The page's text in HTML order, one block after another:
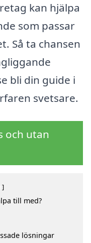
kan hjälpa
som passar
Så ta chansen
bli din guide i
svetsare.
och utan
till med?
lösningar